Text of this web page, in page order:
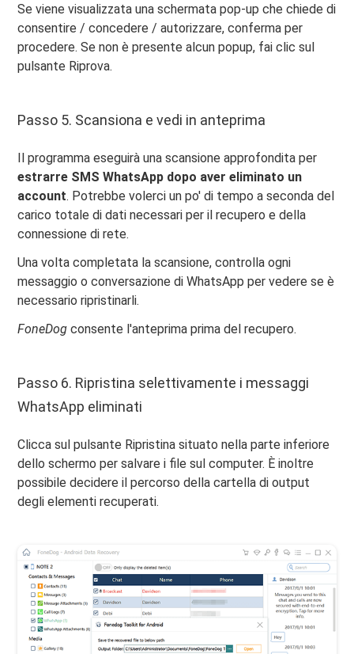
Se viene visualizzata una schermata pop-up che chiede di
consentire / concedere / autorizzare, conferma per
procedere. Se non è presente alcun popup, fai clic sul
pulsante Riprova.
Passo 5. Scansiona e vedi in anteprima
Il programma eseguirà una scansione approfondita per
estrarre SMS WhatsApp dopo aver eliminato un
account. Potrebbe volerci un po' di tempo a seconda del
carico totale di dati necessari per il recupero e della
connessione di rete.
Una volta completata la scansione, controlla ogni
messaggio o conversazione di WhatsApp per vedere se è
necessario ripristinarli.
FoneDogconsente l'anteprima prima del recupero.
Passo 6. Ripristina selettivamente i messaggi
WhatsApp eliminati
Clicca sul pulsante Ripristina situato nella parte inferiore
dello schermo per salvare i file sul computer. È inoltre
possibile decidere il percorso della cartella di output
degli elementi recuperati.